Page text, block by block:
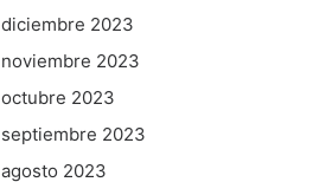
diciembre 2023
noviembre 2023
octubre 2023
septiembre 2023
agosto 2023